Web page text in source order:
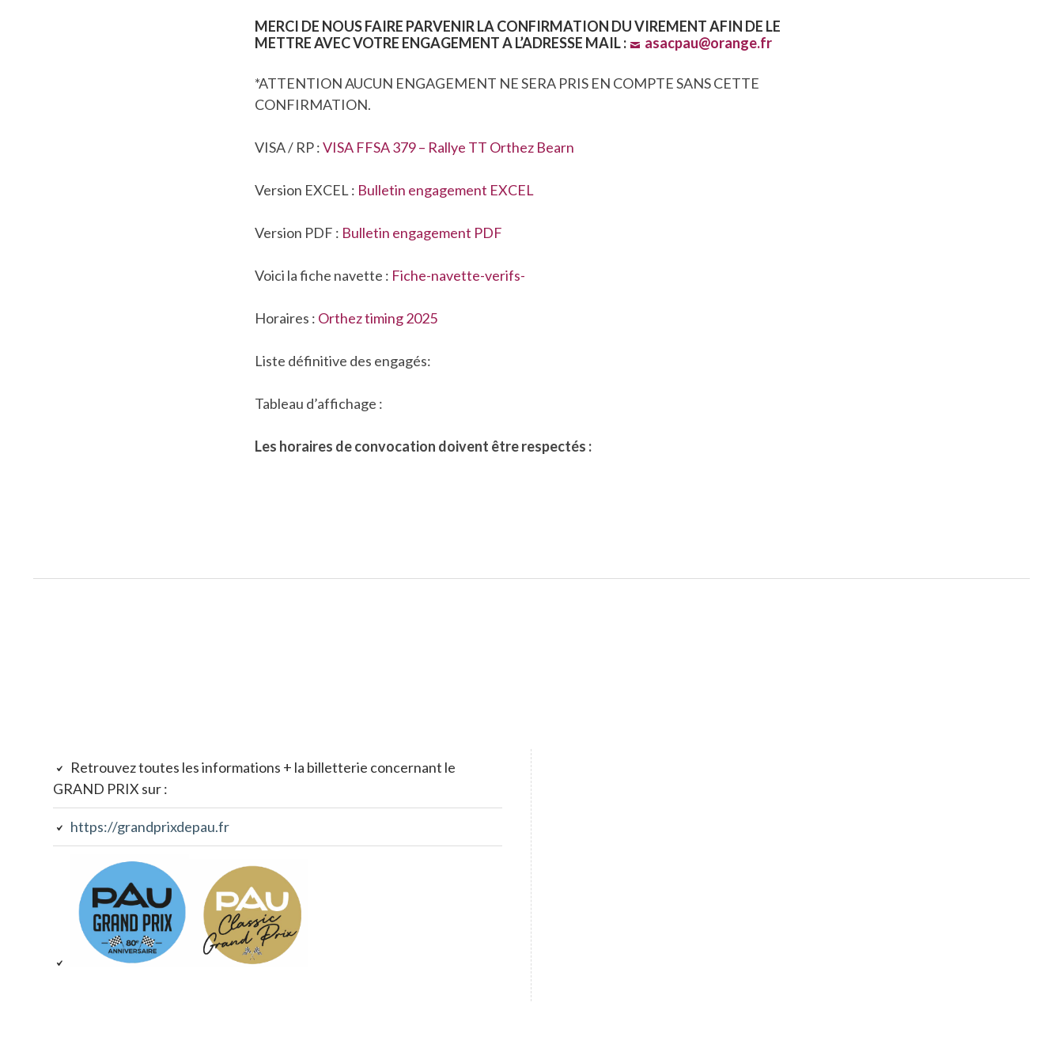
MERCI DE NOUS FAIRE PARVENIR LA CONFIRMATION DU VIREMENT AFIN DE LE
METTRE AVEC VOTRE ENGAGEMENT A L’ADRESSE MAIL :
asacpau@orange.fr
*ATTENTION AUCUN ENGAGEMENT NE SERA PRIS EN COMPTE SANS CETTE
CONFIRMATION.
VISA / RP :VISA FFSA 379 – Rallye TT Orthez Bearn
Version EXCEL : Bulletin engagement EXCEL
Version PDF : Bulletin engagement PDF
Voici la fiche navette : Fiche-navette-verifs-
Horaires : Orthez timing 2025
Liste définitive des engagés:
Tableau d’affichage :
Les horaires de convocation doivent être respectés :
Colonne
latérale
subsidiaire
Retrouvez toutes les informations + la billetterie concernant le
GRAND PRIX sur :
https://grandprixdepau.fr